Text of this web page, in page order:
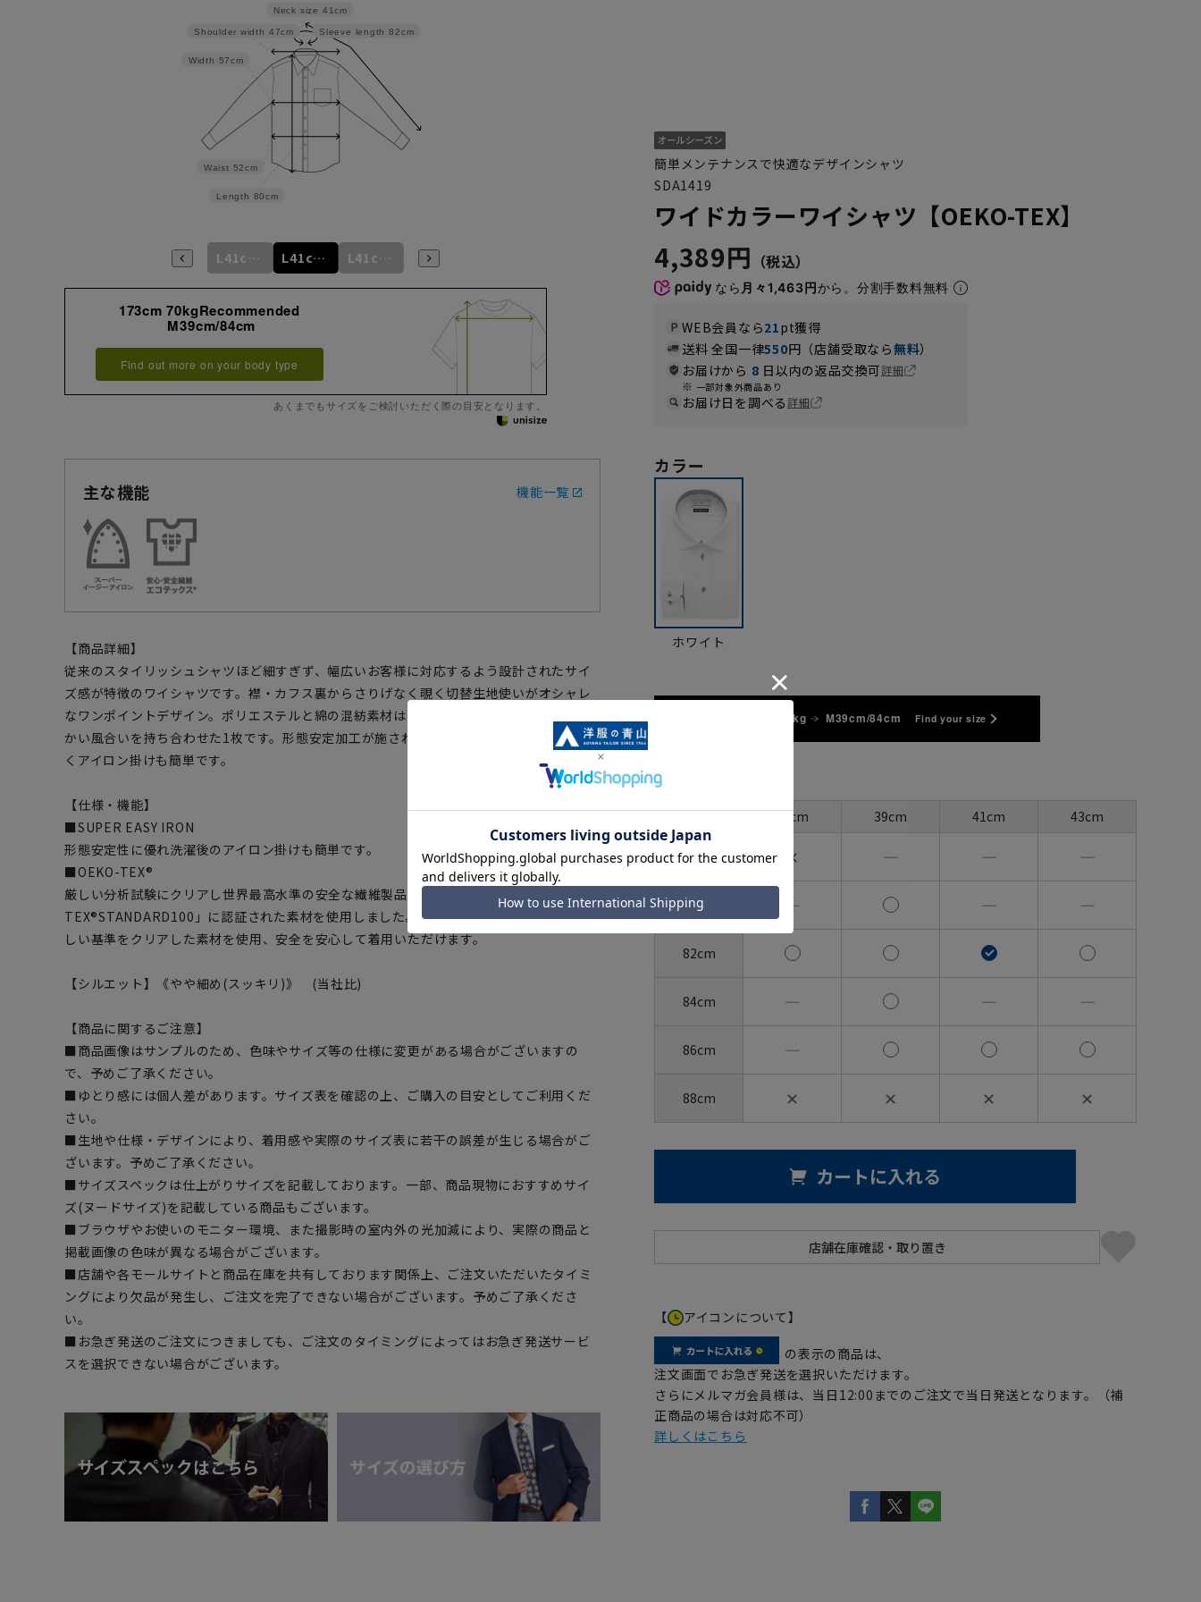
Sleeve length 82cm
Neck size 41cm
Length 80cm
Waist 52cm
Width 57cm
Shoulder width 47cm
L41cm/78cm L41cm/80cm L41cm/82cm L41cm/84cm LL43cm/88cm 3L45cm/80cm
173cm 70kgRecommended
M39cm/84cm
Find out more on your body type
あくまでもサイズをご検討いただく際の目安となります。
主な機能 機能一覧
【商品詳細】
従来のスタイリッシュシャツほど細すぎず、幅広いお客様に対応するよう設計されたサイ
ズ感が特徴のワイシャツです。襟・カフス裏からさりげなく覗く切替生地使いがオシャレ
なワンポイントデザイン。ポリエステルと綿の混紡素材は強度にも優れ、さらに綿の柔ら
かい風合いを持ち合わせた1枚です。形態安定加工が施され家庭洗濯可能、シワになりにく
くアイロン掛けも簡単です。
【仕様・機能】
■SUPER EASY IRON
形態安定性に優れ洗濯後のアイロン掛けも簡単です。
■OEKO-TEX®
厳しい分析試験にクリアし世界最高水準の安全な繊維製品の証「OEKO-
TEX®STANDARD100」に認証された素材を使用しました。生地から付属まですべてが厳
しい基準をクリアした素材を使用、安全を安心して着用いただけます。
【シルエット】《やや細め(スッキリ)》 (当社比)
【商品に関するご注意】
■商品画像はサンプルのため、色味やサイズ等の仕様に変更がある場合がございますの
で、予めご了承ください。
■ゆとり感には個人差があります。サイズ表を確認の上、ご購入の目安としてご利用くだ
さい。
■生地や仕様・デザインにより、着用感や実際のサイズ表に若干の誤差が生じる場合がご
ざいます。予めご了承ください。
■サイズスペックは仕上がりサイズを記載しております。一部、商品現物におすすめサイ
ズ(ヌードサイズ)を記載している商品もございます。
■ブラウザやお使いのモニター環境、また撮影時の室内外の光加減により、実際の商品と
掲載画像の色味が異なる場合がございます。
■店舗や各モールサイトと商品在庫を共有しております関係上、ご注文いただいたタイミ
ングにより欠品が発生し、ご注文を完了できない場合がございます。予めご了承くださ
い。
■お急ぎ発送のご注文につきましても、ご注文のタイミングによってはお急ぎ発送サービ
スを選択できない場合がございます。
簡単メンテナンスで快適なデザインシャツ
SDA1419
ワイドカラーワイシャツ【OEKO-TEX】
4,389円
なら 月々1,463円から。分割手数料無料
WEB会員なら21pt獲得
送料 全国一律550円（店舗受取なら無料）
お届けから 8 日以内の返品交換可詳細
一部対象外商品あり
お届け日を調べる詳細
カラー
ホワイト
173cm / 70kg M39cm/84cm Find your size
サイズ
首周り 37cm 39cm 41cm 43cm
78cm ✕ ― ― ―
80cm ― ― ―
82cm
84cm ― ― ―
86cm ―
88cm ✕ ✕ ✕ ✕
カートに入れる
【 アイコンについて】
の表示の商品は、
注文画面でお急ぎ発送を選択いただけます。
さらにメルマガ会員様は、当日12:00までのご注文で当日発送となります。（補
正商品の場合は対応不可）
詳しくはこちら